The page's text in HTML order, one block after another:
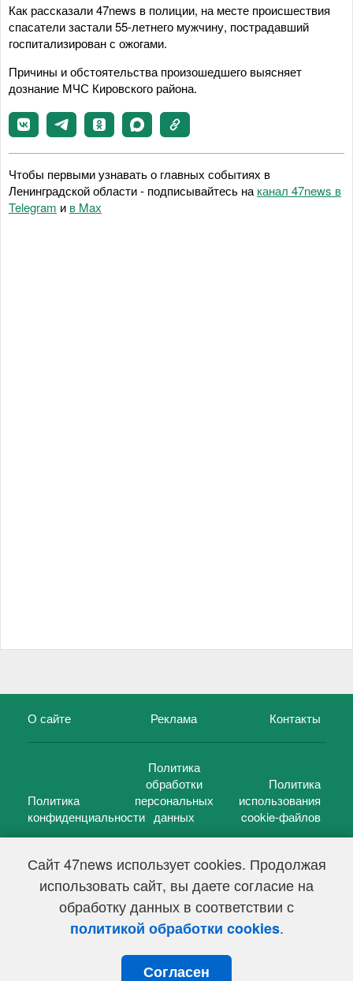
Сайт 47news использует cookies. Продолжая
использовать сайт, вы даете согласие на
обработку данных в соответствии с
политикой обработки cookies.
Согласен
Как рассказали 47news в полиции, на месте происшествия
спасатели застали 55-летнего мужчину, пострадавший
госпитализирован с ожогами.
Причины и обстоятельства произошедшего выясняет
дознание МЧС Кировского района.
Чтобы первыми узнавать о главных событиях в
Ленинградской области - подписывайтесь на канал 47news в
Telegram и в Maх
О сайте Реклама Контакты
Политика
конфиденциальности
Политика
обработки
персональных
данных
Политика
использования
cookie-файлов
47 новостей (47 news)2005 — 2026 г.
Свидетельство о регистрации СМИ Эл № ФС 77-39848, выдано
Федеральной службой по надзору в сфере связи,
информационных технологий и массовых коммуникаций